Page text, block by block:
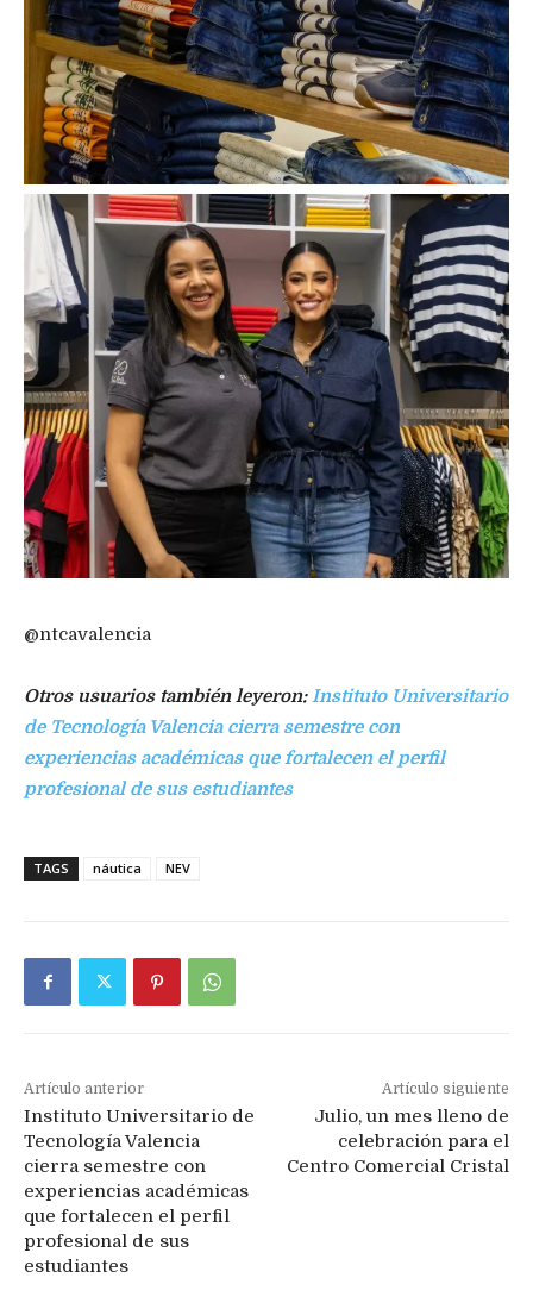
@ntcavalencia
Otros usuarios también leyeron:Instituto Universitario
de Tecnología Valencia cierra semestre con
experiencias académicas que fortalecen el perfil
profesional de sus estudiantes
TAGS náutica NEV
Artículo anterior
Instituto Universitario de
Tecnología Valencia
cierra semestre con
experiencias académicas
que fortalecen el perfil
profesional de sus
estudiantes
Artículo siguiente
Julio, un mes lleno de
celebración para el
Centro Comercial Cristal